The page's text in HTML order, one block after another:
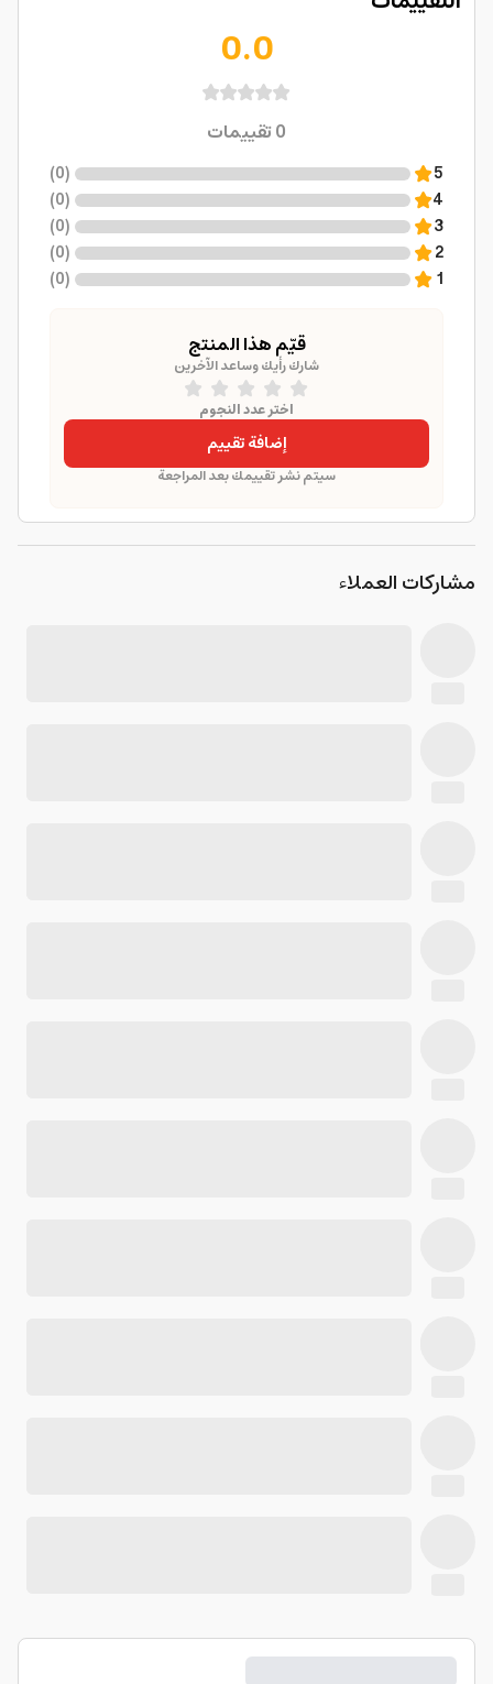
0.0
0تقييمات
5
(
0
)
4
(
0
)
3
(
0
)
2
(
0
)
1
(
0
)
قيّم هذا المنتج
شارك رأيك وساعد الآخرين
اختر عدد النجوم
إضافة تقييم
سيتم نشر تقييمك بعد المراجعة
مشاركات العملاء